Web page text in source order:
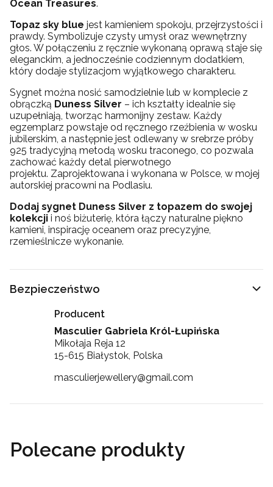
Ocean Treasures.
Topaz sky blue jest kamieniem spokoju, przejrzystości i
prawdy. Symbolizuje czysty umysł oraz wewnętrzny
głos. W połączeniu z ręcznie wykonaną oprawą staje się
eleganckim, a jednocześnie codziennym dodatkiem,
który dodaje stylizacjom wyjątkowego charakteru.
Sygnet można nosić samodzielnie lub w komplecie z
obrączką Duness Silver – ich kształty idealnie się
uzupełniają, tworząc harmonijny zestaw. Każdy
egzemplarz powstaje od ręcznego rzeźbienia w wosku
jubilerskim, a następnie jest odlewany w srebrze próby
925 tradycyjną metodą wosku traconego, co pozwala
zachować każdy detal pierwotnego
projektu. Zaprojektowana i wykonana w Polsce, w mojej
autorskiej pracowni na Podlasiu.
Dodaj sygnet Duness Silver z topazem do swojej
kolekcji i noś biżuterię, która łączy naturalne piękno
kamieni, inspirację oceanem oraz precyzyjne,
rzemieślnicze wykonanie.
Bezpieczeństwo
Producent
Masculier Gabriela Król-Łupińska
Mikołaja Reja 12
15-615 Białystok, Polska
masculierjewellery@gmail.com
Polecane produkty